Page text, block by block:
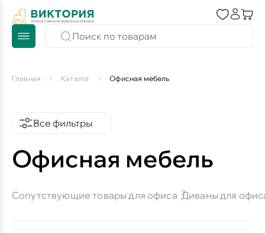
Главная Каталог Офисная мебель
Все фильтры
Офисная мебель
Сопутствующие товары для офиса 7
Диваны для